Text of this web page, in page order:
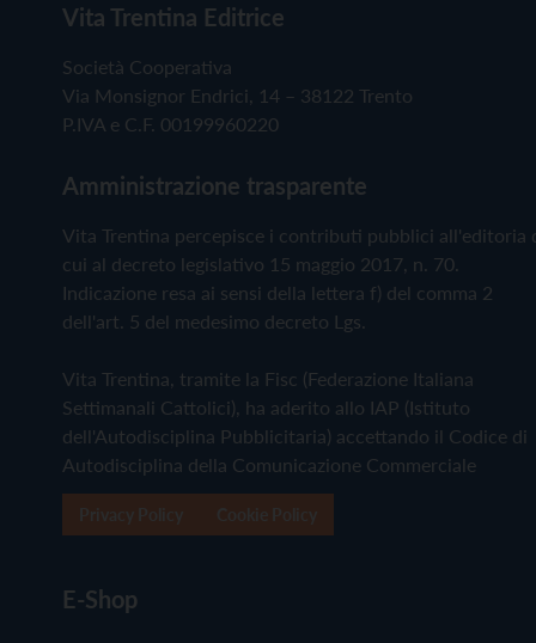
Vita Trentina Editrice
Società Cooperativa
Via Monsignor Endrici, 14 – 38122 Trento
P.IVA e C.F. 00199960220
Amministrazione trasparente
Vita Trentina percepisce i contributi pubblici all'editoria
cui al decreto legislativo 15 maggio 2017, n. 70.
Indicazione resa ai sensi della lettera f) del comma 2
dell'art. 5 del medesimo decreto Lgs.
Vita Trentina, tramite la Fisc (Federazione Italiana
Settimanali Cattolici), ha aderito allo IAP (Istituto
dell'Autodisciplina Pubblicitaria) accettando il Codice di
Autodisciplina della Comunicazione Commerciale
E-Shop